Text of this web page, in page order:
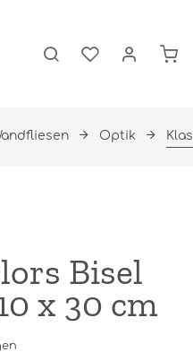
Optik
Bisel
x 30 cm